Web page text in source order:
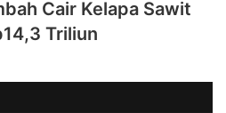
Cair Kelapa Sawit
Triliun